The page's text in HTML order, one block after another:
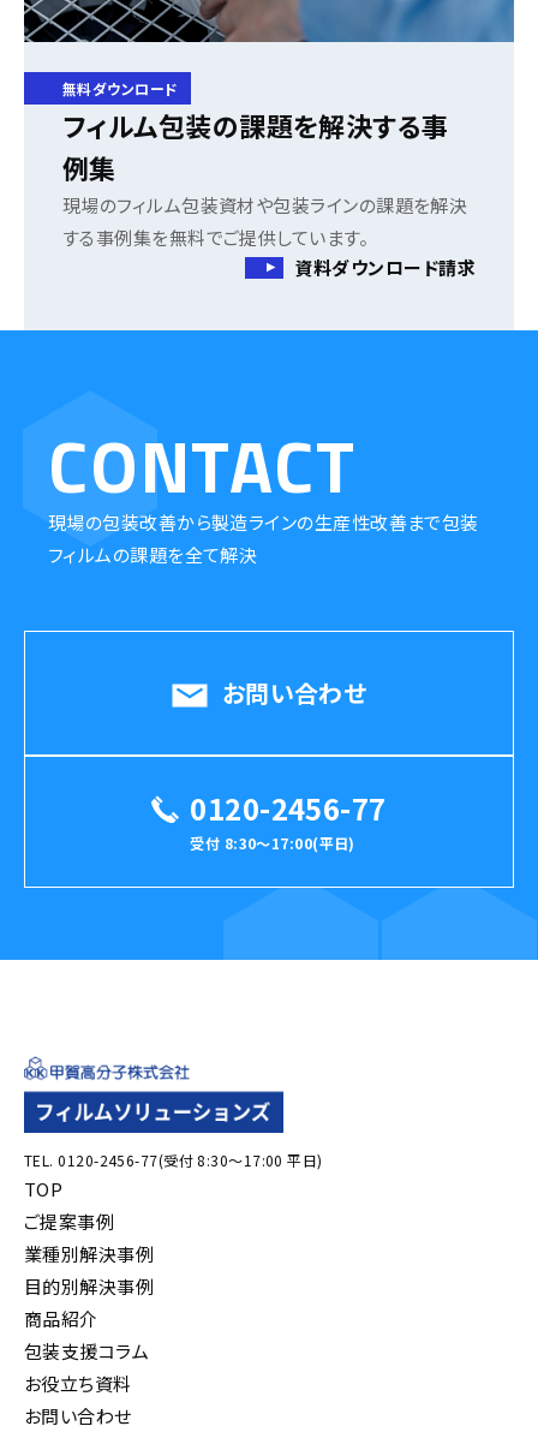
無料ダウンロード
フィルム包装の課題を解決する事
例集
現場のフィルム包装資材や包装ラインの課題を解決
する事例集を無料でご提供しています。
資料ダウンロード請求
CONTACT
現場の包装改善から製造ラインの生産性改善まで包装
フィルムの課題を全て解決
お問い合わせ
0120-2456-77
受付 8:30〜17:00(平日)
TEL. 0120-2456-77(受付 8:30〜17:00 平日)
TOP
ご提案事例
業種別解決事例
目的別解決事例
商品紹介
包装支援コラム
お役立ち資料
お問い合わせ